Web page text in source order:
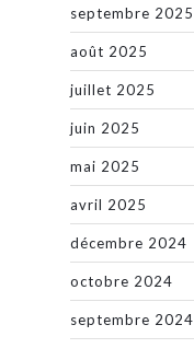
septembre 2025
août 2025
juillet 2025
juin 2025
mai 2025
avril 2025
décembre 2024
octobre 2024
septembre 2024